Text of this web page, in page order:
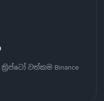
වත්කම Binance